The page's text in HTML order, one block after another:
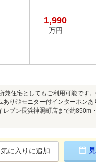
1,990
万円
住宅としてもご利用可能です
◎モニター付インターホンあ
ブン長浜神照町店まで約850m
に入りに追加